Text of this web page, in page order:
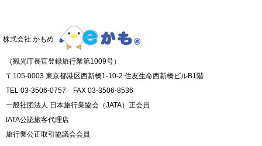
株式会社 かもめ
（観光庁長官登録旅行業第1009号）
〒105-0003 東京都港区西新橋1-10-2 住友生命西新橋ビルB1階
TEL 03-3506-0757 FAX 03-3506-8536
一般社団法人 日本旅行業協会（JATA）正会員
IATA公認旅客代理店
旅行業公正取引協議会会員